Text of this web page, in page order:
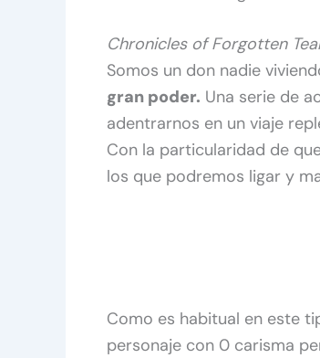
Chronicles of Forgotten
Somos un don nadie
gran poder. Una serie de
adentrarnos en un viaje
Con la particularidad de
los que podremos ligar y
Como es habitual en este
personaje con 0 carisma